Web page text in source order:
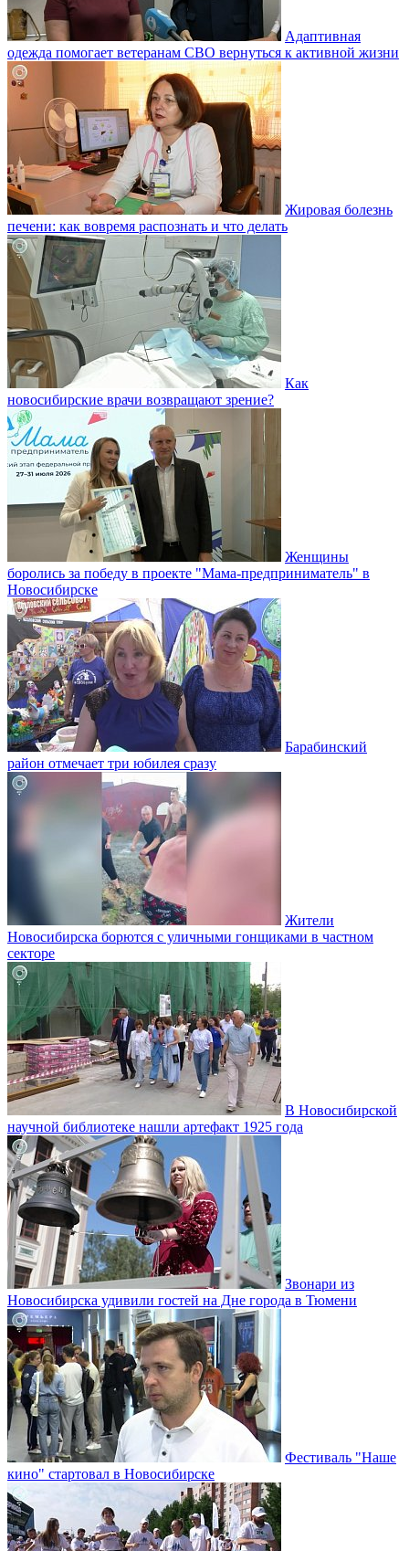
Адаптивная
одежда помогает ветеранам СВО вернуться к активной жизни
Жировая болезнь
печени: как вовремя распознать и что делать
Как
новосибирские врачи возвращают зрение?
Женщины
боролись за победу в проекте "Мама-предприниматель" в
Новосибирске
Барабинский
район отмечает три юбилея сразу
Жители
Новосибирска борются с уличными гонщиками в частном
секторе
В Новосибирской
научной библиотеке нашли артефакт 1925 года
Звонари из
Новосибирска удивили гостей на Дне города в Тюмени
Фестиваль "Наше
кино" стартовал в Новосибирске